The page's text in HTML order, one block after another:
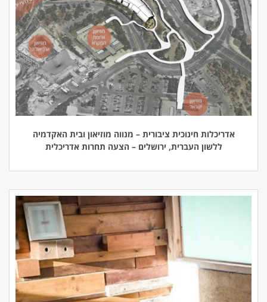
אדריכלות חינוכית ציבורית – מנווה מוזיאון ובית האקדמיה
ללשון העברית, ירושלים – הצעה תחרות אדריכלית